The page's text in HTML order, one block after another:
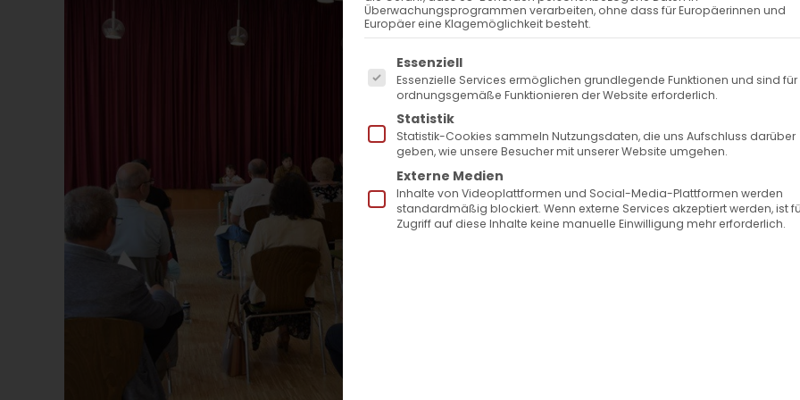
Überwachungsprogrammen verarbeiten, ohne dass für Europäerinnen und
Europäer eine Klagemöglichkeit besteht.
Es folgt eine Liste der Service-Gruppen, für die eine
Essenziell
Essenzielle Services ermöglichen grundlegende Funktionen und sind
ordnungsgemäße Funktionieren der Website erforderlich.
Statistik
Statistik-Cookies sammeln Nutzungsdaten, die uns Aufschluss darüber
geben, wie unsere Besucher mit unserer Website umgehen.
Externe Medien
Inhalte von Videoplattformen und Social-Media-Plattformen werden
standardmäßig blockiert. Wenn externe Services akzeptiert werden, ist
Zugriff auf diese Inhalte keine manuelle Einwilligung mehr erforderlich.